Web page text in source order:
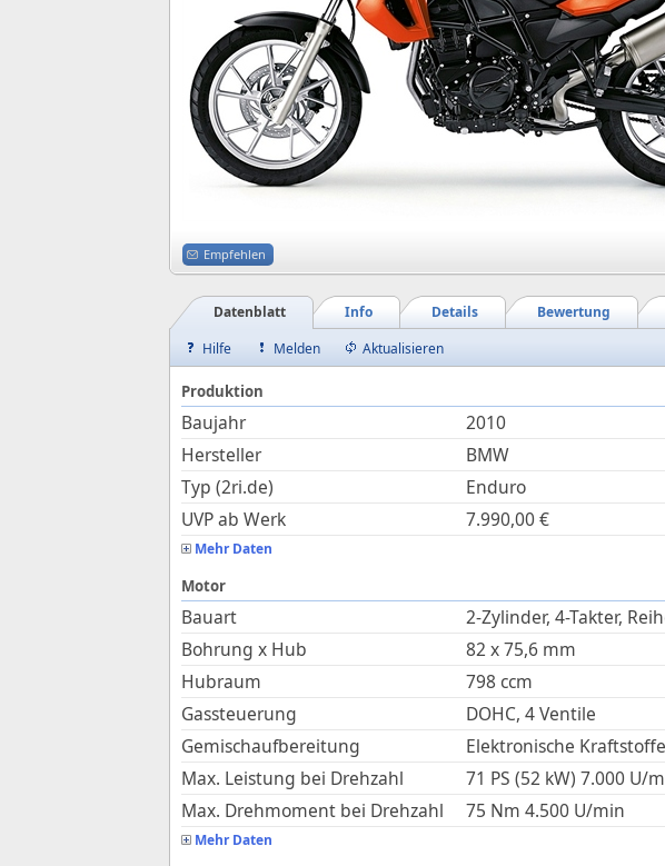
Empfehlen
Bewertung
Details
Info
Datenblatt
Hilfe Melden Aktualisieren
Produktion
Baujahr
2010
Hersteller
BMW
Typ (2ri.de)
Enduro
UVP ab Werk
7.990,00€
Mehr Daten
Motor
Bauart
2-Zylinder, 4-Takter,
Bohrung x Hub
82 x75,6 mm
Hubraum
798 ccm
Gassteuerung
DOHC, 4 Ventile
Gemischaufbereitung
Elektronische
Max. Leistung bei Drehzahl
71 PS (52 kW) 7.000 U/
Max. Drehmoment bei Drehzahl
75 Nm 4.500 U/min
Mehr Daten